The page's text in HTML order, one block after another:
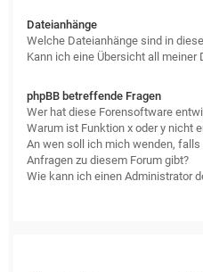
Dateianhänge
Welche Dateianhänge sind in
Kann ich eine Übersicht all meiner
phpBB betreffende Fragen
Wer hat diese Forensoftware
Warum ist Funktion x oder y nicht
An wen soll ich mich wenden,
Anfragen zu diesem Forum gibt?
Wie kann ich einen Administrator